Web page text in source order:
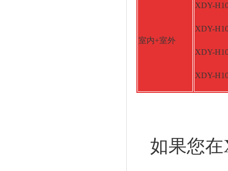
室内+室外
XDY-
XDY-
XDY-
XDY-
如果您